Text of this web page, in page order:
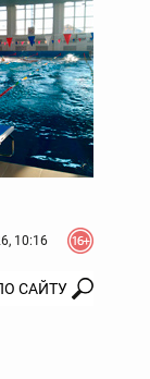
10:16